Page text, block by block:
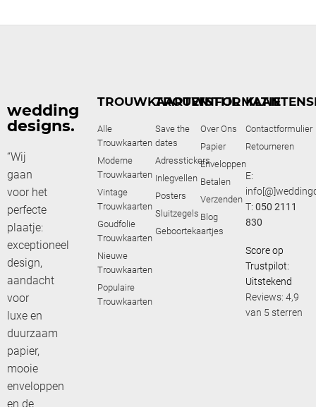
wedding
designs.
“Wij
gaan
voor het
perfecte
plaatje:
exceptioneel
design,
aandacht
voor
luxe en
duurzaam
papier,
mooie
enveloppen
en de
TROUWKAARTEN
Alle
Trouwkaarten
Moderne
Trouwkaarten
Vintage
Trouwkaarten
Goudfolie
Trouwkaarten
Nieuwe
Trouwkaarten
Populaire
Trouwkaarten
TROUWSTIJL
Save the
dates
Adresstickers
Inlegvellen
Posters
Sluitzegels
Geboortekaartjes
INFORMATIE
Over Ons
Papier
Enveloppen
Betalen
Verzenden
Blog
Contactformulier
Retourneren
E:
T:050 2111
830
Score op
Trustpilot:
Uitstekend
Reviews: 4,9
van 5 sterren